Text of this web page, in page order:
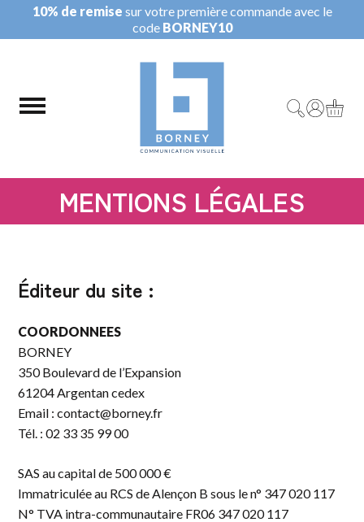
10% de remise sur votre première commande avec le
code BORNEY10
MENTIONS LÉGALES
Éditeur du site :
COORDONNEES
BORNEY
350 Boulevard de l’Expansion
61204 Argentan cedex
Email : contact@borney.fr
Tél. : 02 33 35 99 00
SAS au capital de 500 000 €
Immatriculée au RCS de Alençon B sous le n° 347 020 117
N° TVA intra-communautaire FR06 347 020 117